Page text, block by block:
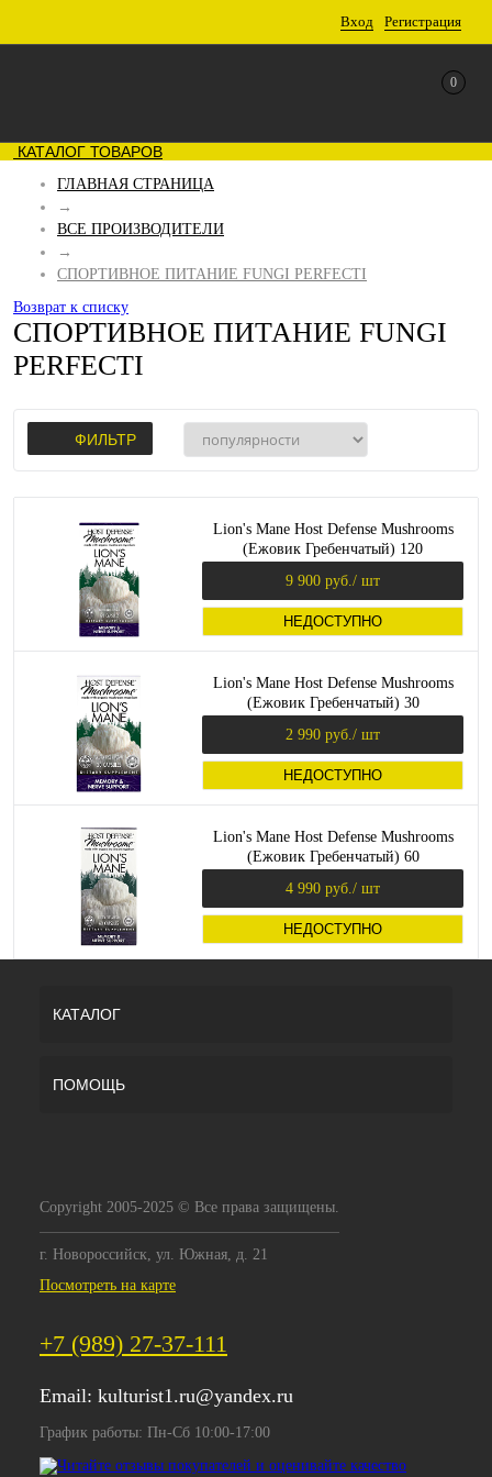
Вход Регистрация
0
КАТАЛОГ ТОВАРОВ
ГЛАВНАЯ СТРАНИЦА
→
ВСЕ ПРОИЗВОДИТЕЛИ
→
СПОРТИВНОЕ ПИТАНИЕ FUNGI PERFECTI
Возврат к списку
СПОРТИВНОЕ ПИТАНИЕ FUNGI
PERFECTI
ФИЛЬТР
Lion's Mane Host Defense Mushrooms
(Ежовик Гребенчатый) 120
9 900 руб. / шт
НЕДОСТУПНО
Lion's Mane Host Defense Mushrooms
(Ежовик Гребенчатый) 30
2 990 руб. / шт
НЕДОСТУПНО
Lion's Mane Host Defense Mushrooms
(Ежовик Гребенчатый) 60
4 990 руб. / шт
НЕДОСТУПНО
КАТАЛОГ
ПОМОЩЬ
Copyright 2005-2025 © Все права защищены.
г. Новороссийск, ул. Южная, д. 21
Посмотреть на карте
+7 (989) 27-37-111
Email: kulturist1.ru@yandex.ru
График работы: Пн-Сб 10:00-17:00